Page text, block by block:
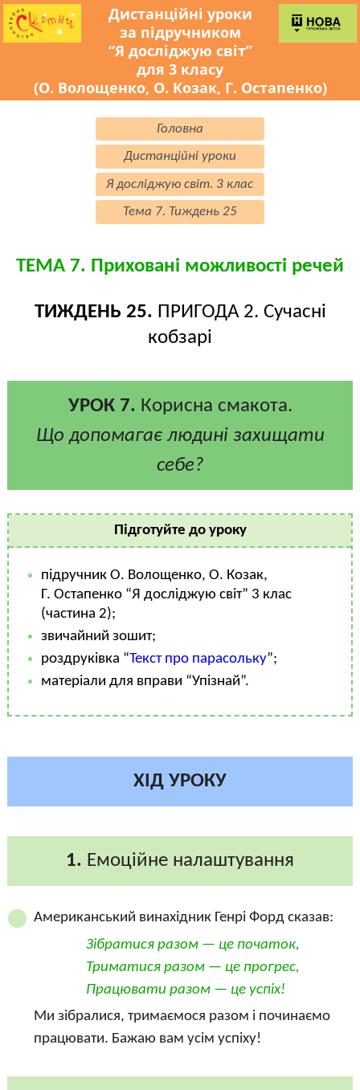
Дистанційні уроки
за підручником
“Я досліджую світ”
для 3 класу
(О. Волощенко, О. Козак, Г. Остапенко)
Головна
Дистанційні уроки
Я досліджую світ. 3 клас
Тема 7. Тиждень 25
ТЕМА 7. Приховані можливості речей
ТИЖДЕНЬ 25. ПРИГОДА 2. Сучасні
кобзарі
УРОК 7. Корисна смакота.
Що допомагає людині захищати
себе?
Підготуйте до уроку
підручник О. Волощенко, О. Козак,
Г. Остапенко “Я досліджую світ” 3 клас
(частина 2);
звичайний зошит;
роздруківка “Текст про парасольку”;
матеріали для вправи “Упізнай”.
ХІД УРОКУ
1. Емоційне налаштування
Американський винахідник Генрі Форд сказав:
Зібратися разом — це початок,
Триматися разом — це прогрес,
Працювати разом — це успіх!
Ми зібралися, тримаємося разом і починаємо
працювати. Бажаю вам усім успіху!